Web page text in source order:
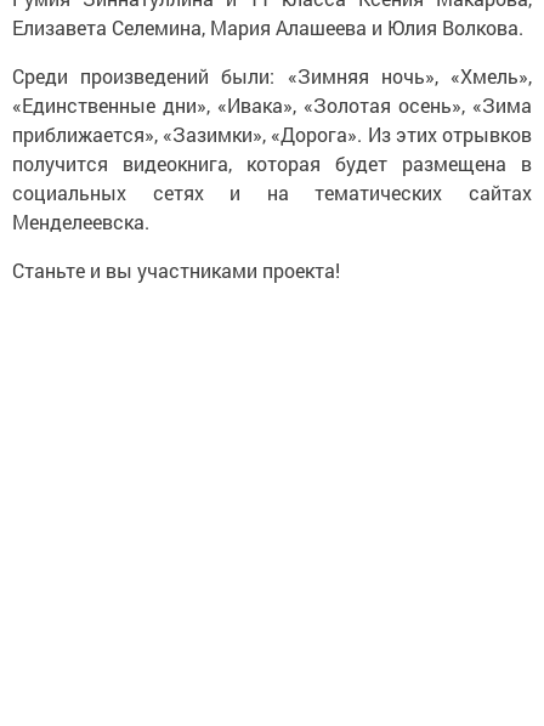
Елизавета Селемина, Мария Алашеева и Юлия Волкова.
Среди произведений были: «Зимняя ночь», «Хмель»,
«Единственные дни», «Ивака», «Золотая осень», «Зима
приближается», «Зазимки», «Дорога». Из этих отрывков
получится видеокнига, которая будет размещена в
социальных сетях и на тематических сайтах
Менделеевска.
Станьте и вы участниками проекта!